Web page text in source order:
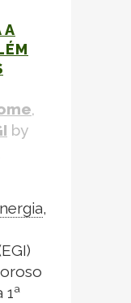
A
,
by
,